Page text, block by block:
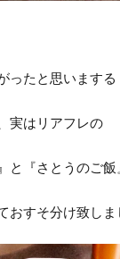
ったと思いまする
実はリアフレの
と『さとうのご
おすそ分け致しま